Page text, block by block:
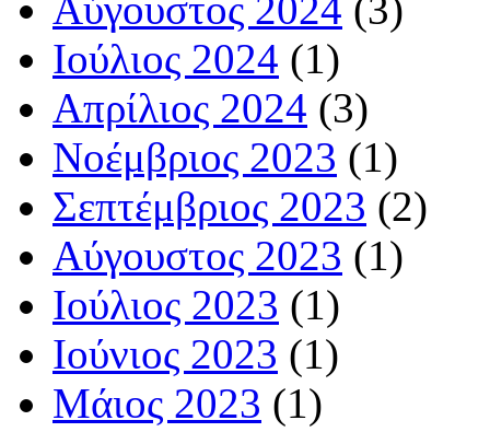
Αύγουστος 2024 (3)
Ιούλιος 2024 (1)
Απρίλιος 2024 (3)
Νοέμβριος 2023 (1)
Σεπτέμβριος 2023 (2)
Αύγουστος 2023 (1)
Ιούλιος 2023 (1)
Ιούνιος 2023 (1)
Μάιος 2023 (1)